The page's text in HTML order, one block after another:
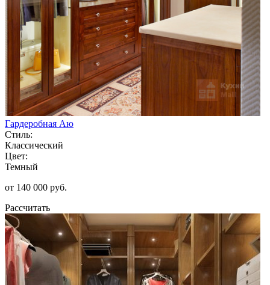
Гардеробная Аю
Стиль:
Классический
Цвет:
Темный
от 140 000 руб.
Рассчитать